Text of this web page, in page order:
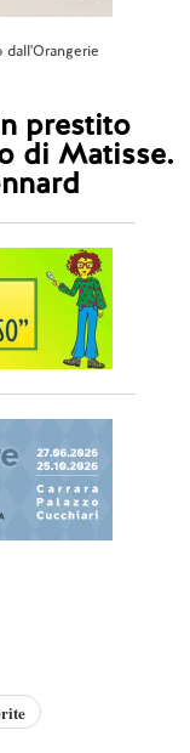
prestito
di Matisse.